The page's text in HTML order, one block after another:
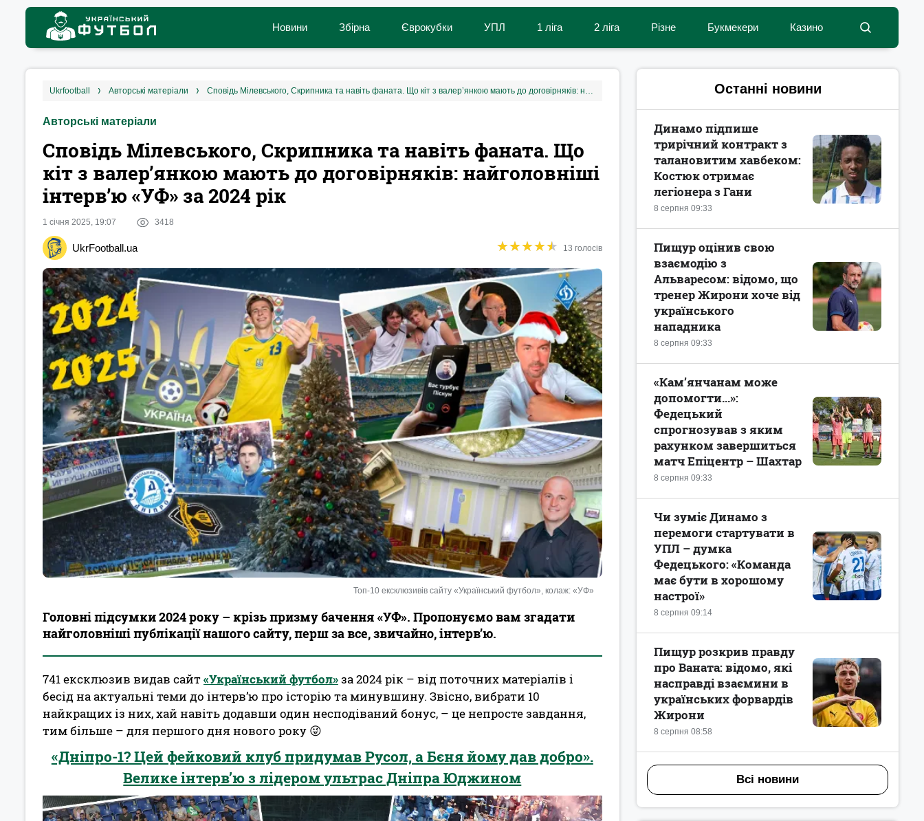
Новини Збірна Єврокубки УПЛ 1 ліга 2 ліга Різне Букмекери Казино
ukrfootball авторські матеріали Сповідь Мілевського, Скрипника та навіть фаната. Що кіт з валер’янкою мають до договірняків: найголовніші інтерв’ю «УФ» за 2024 рік
Авторські матеріали
Сповідь Мілевського, Скрипника та навіть фаната. Що
кіт з валер’янкою мають до договірняків: найголовніші
інтерв’ю «УФ» за 2024 рік
1 січня 2025, 19:07 3418
UkrFootball.ua ★★★★★
★★★★★ 13 голосів
Топ-10 ексклюзивів сайту «Український футбол», колаж: «УФ»
Головні підсумки 2024 року – крізь призму бачення «УФ». Пропонуємо вам згадати
найголовніші публікації нашого сайту, перш за все, звичайно, інтерв’ю.
741 ексклюзив видав сайт«Український футбол»за 2024 рік – від поточних матеріалів і
бесід на актуальні теми до інтерв’ю про історію та минувшину. Звісно, вибрати 10
найкращих із них, хай навіть додавши один несподіваний бонус, – це непросте завдання,
тим більше – для першого дня нового року 😜
«Дніпро-1? Цей фейковий клуб придумав Русол, а Бєня йому дав добро».
Велике інтерв’ю з лідером ультрас Дніпра Юджином
Останні новини
8 серпня 09:33
Динамо підпише
трирічний контракт з
талановитим хавбеком:
Костюк отримає
легіонера з Гани
8 серпня 09:33
Пищур оцінив свою
взаємодію з
Альваресом: відомо, що
тренер Жирони хоче від
українського
нападника
8 серпня 09:33
«Кам’янчанам може
допомогти...»:
Федецький
спрогнозував з яким
рахунком завершиться
матч Епіцентр – Шахтар
8 серпня 09:14
Чи зуміє Динамо з
перемоги стартувати в
УПЛ – думка
Федецького: «Команда
має бути в хорошому
настрої»
8 серпня 08:58
Пищур розкрив правду
про Ваната: відомо, які
насправді взаємини в
українських форвардів
Жирони
Всі новини